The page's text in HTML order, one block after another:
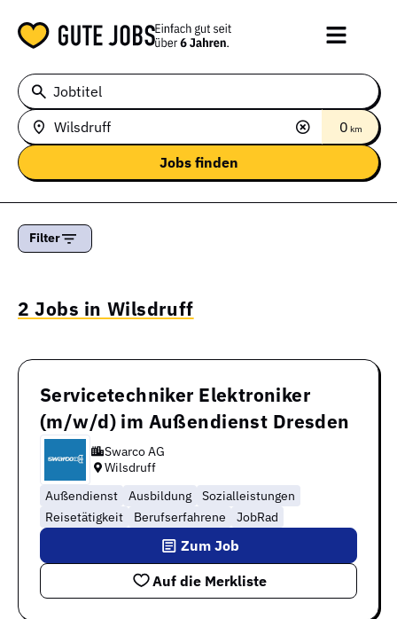
Jobtitel
0 km
Filter
2 Jobs in Wilsdruff
Servicetechniker Elektroniker
(m/w/d) im Außendienst Dresden
Swarco AG
Wilsdruff
Außendienst
Ausbildung
Sozialleistungen
Reisetätigkeit
Berufserfahrene JobRad
Auf die Merkliste
Zum Job